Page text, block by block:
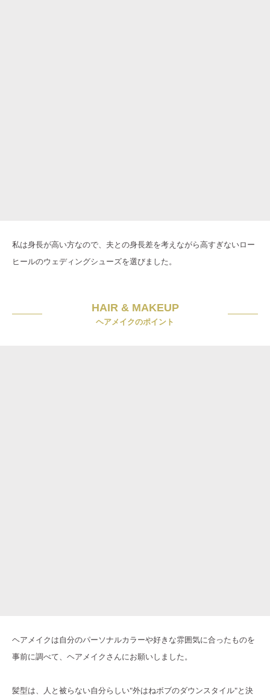
私は身長が高い方なので、夫との身長差を考えながら高すぎないロー
ヒールのウェディングシューズを選びました。
HAIR & MAKEUP
ヘアメイクのポイント
ヘアメイクは自分のパーソナルカラーや好きな雰囲気に合ったものを
事前に調べて、ヘアメイクさんにお願いしました。
髪型は、人と被らない自分らしい"外はねボブのダウンスタイル"と決